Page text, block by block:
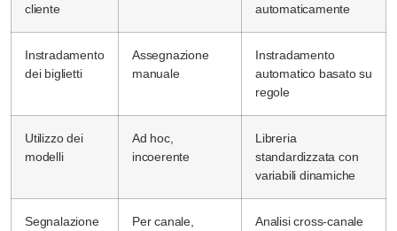
cliente
automaticamente
Instradamento
dei biglietti
Assegnazione
manuale
Instradamento
automatico basato su
regole
Utilizzo dei
modelli
Ad hoc,
incoerente
Libreria
standardizzata con
variabili dinamiche
Segnalazione
Per canale,
Analisi cross-canale